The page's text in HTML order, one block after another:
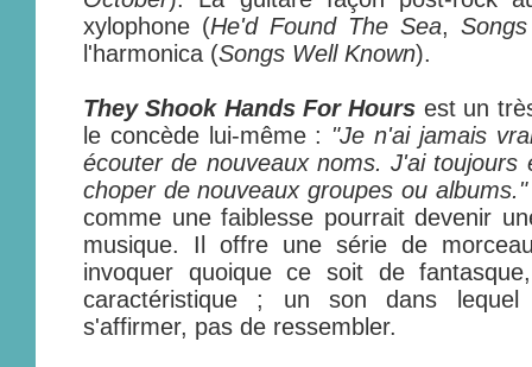
xylophone (He'd Found The Sea,
l'harmonica (Songs Well Known).
They Shook Hands For Hours est un
le concède lui-même : "Je n'ai jamais
écouter de nouveaux noms. J'ai
choper de nouveaux groupes ou albums."
comme une faiblesse pourrait devenir
musique. Il offre une série de
invoquer quoique ce soit de
caractéristique ; un son dans
s'affirmer, pas de ressembler.